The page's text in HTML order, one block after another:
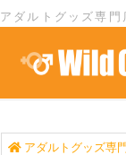
アダルトグッズ専
アダルトグッズ専